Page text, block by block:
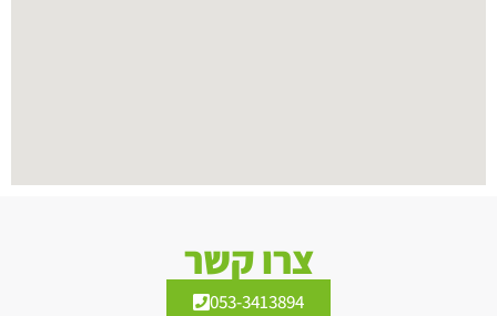
צרו קשר
053-3413894